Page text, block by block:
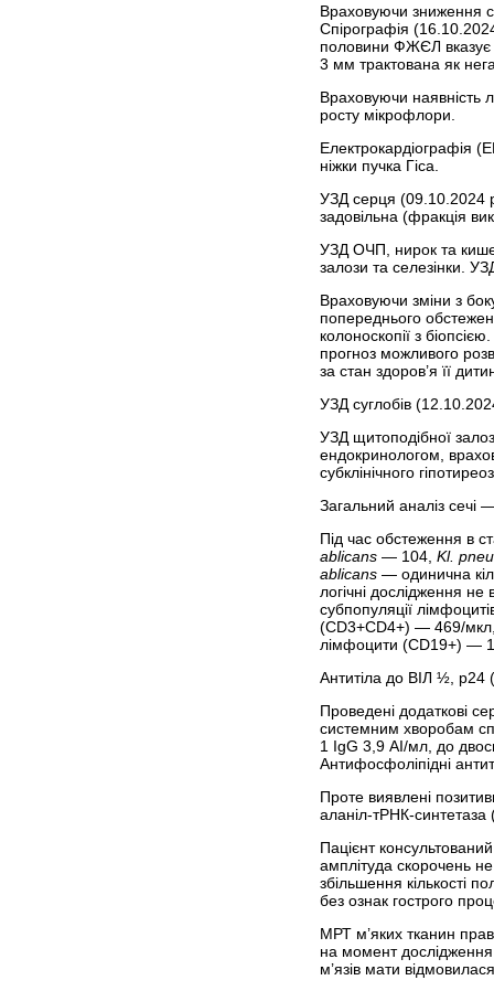
Враховуючи зниження
Спірографія
половини ФЖЄЛ вказує
3 мм трактована як
Враховуючи наявність
росту мікрофлори.
Електрокардіографія
ніжки пучка Гіса.
УЗД серця (09.10.2024
задовільна (фракція
УЗД ОЧП, нирок та
залози та селезінки.
Враховуючи зміни з
попереднього
колоноскопії з
прогноз можливого
за стан здоров’я її
УЗД суглобів
УЗД щитоподібної
ендокринологом,
субклінічного
Загальний аналіз сечі
Під час обстеження в
ablicans — 104, Kl.
ablicans — одинична
логічні дослідження
субпопуляції
(CD3+CD4+) — 469/
лімфоцити (CD19+) —
Антитіла до ВІЛ ½,
Проведені додаткові
системним хворобам
1 IgG 3,9 АІ/мл, до
Антифосфоліпідні
Проте виявлені
аланіл-тРНК-
Пацієнт
амплітуда скорочень
збільшення кількості
без ознак гост­рого
МРТ м’яких тканин
на момент дослідження
м’язів мати